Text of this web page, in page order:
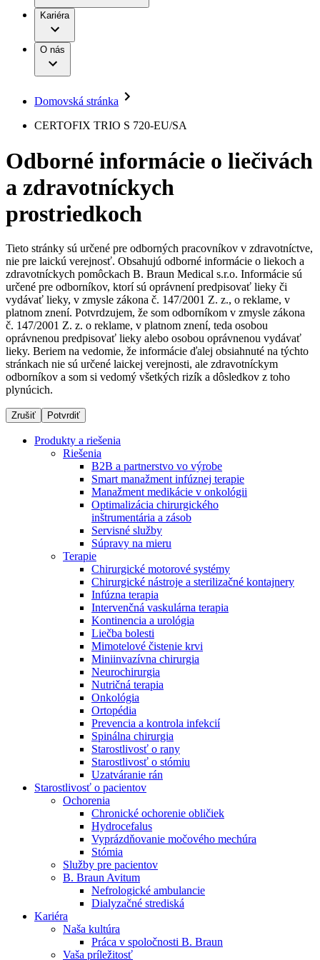
Terapie
Kontinencia a urológia
Liečba bolesti
Miniinvazívna chirurgia
Nutričná terapia
Onkológia
Ortopédia
Prevencia a kontrola infekcií
Spinálna chirurgia
Starostlivosť o rany
Uzatváranie rán
Riešenia
Terapie
Produktový katalóg​
Objavte naše produkty. ​Navštívte produktový katalóg B.
Braun​ s našim kompletným produktovým portfóliom.​
B. Braun Avitum
Ochorenia
Služby pre pacientov
Dialyzačné strediská
B. Braun Avitum poskytuje kvalitnú dialyzačnú starostlivosť
vo všetkých svojich strediskách na Slovensku. Viac
informácií nájdete na stránke jednotlivých stredísk.
Nefrologické ambulancie
V nefrologických ambulanciách prevádzkujeme poradenstvo
a prípravu pacientov k jednotlivým metódam náhrady funkcie
obličiek. Zvoľte si mesto, ktoré potrebujete a navštívte nás.
Práca a kariéra
Naša kultúra
Vaša príležitosť
Nájdite si prácu u nás​
Objavte svoje kariérne príležitosti ​v B. Braun. Vyhľadajte náš
trh práce​ pre zaujímavé pozície na Slovensku.​
Zodpovednosť
Médiá
Tlačové správy
Kontakt
Kontaktný formulár
Spoločnosť
Médiá
Kontakt
Zostaňte v dialógu s B. Braun. Kontaktujte nás.
Kariéra
O nás
Domovská stránka
CERTOFIX TRIO S 720-EU/SA
Odborné informácie o liečivách
a zdravotníckych
prostriedkoch
Tieto stránky sú určené pre odborných pracovníkov v zdravotníctve,
nie pre laickú verejnosť. Obsahujú odborné informácie o liekoch a
zdravotníckych pomôckach B. Braun Medical s.r.o. Informácie sú
určené pre odborníkov, ktorí sú oprávnení predpisovať lieky či
vydávať lieky, v zmysle zákona č. 147/2001 Z. z., o reklame, v
platnom znení. Potvrdzujem, že som odborníkom v zmysle zákona
č. 147/2001 Z. z. o reklame, v platnom znení, teda osobou
oprávnenou predpisovať lieky alebo osobou oprávnenou vydávať
lieky. Beriem na vedomie, že informácie ďalej obsiahnuté na týchto
stránkach nie sú určené laickej verejnosti, ale zdravotníckym
odborníkov a som si vedomý všetkých rizík a dôsledkov z toho
plynúcich.
Zrušiť Potvrdiť
Produkty a riešenia
Riešenia
B2B a partnerstvo vo výrobe
Smart manažment infúznej terapie
Manažment medikácie v onkológii
Optimalizácia chirurgického
inštrumentária a zásob
Servisné služby
Súpravy na mieru
Terapie
Chirurgické motorové systémy
Chirurgické nástroje a sterilizačné kontajnery
Infúzna terapia
Intervenčná vaskulárna terapia
Kontinencia a urológia
Liečba bolesti
Mimotelové čistenie krvi
Miniinvazívna chirurgia
Neurochirurgia
Nutričná terapia
Onkológia
Ortopédia
Prevencia a kontrola infekcií
Spinálna chirurgia
Starostlivosť o rany
Starostlivosť o stómiu
Uzatváranie rán
Starostlivosť o pacientov
Ochorenia
Chronické ochorenie obličiek
Hydrocefalus
Vyprázdňovanie močového mechúra
Stómia
Služby pre pacientov
B. Braun Avitum
Nefrologické ambulancie
Dialyzačné strediská
Kariéra
Naša kultúra
Práca v spoločnosti B. Braun
Vaša príležitosť